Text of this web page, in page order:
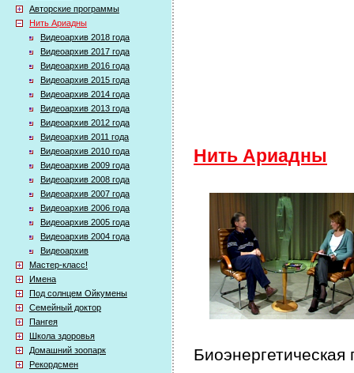
Авторские программы
Нить Ариадны
Видеоархив 2018 года
Видеоархив 2017 года
Видеоархив 2016 года
Видеоархив 2015 года
Видеоархив 2014 года
Видеоархив 2013 года
Видеоархив 2012 года
Видеоархив 2011 года
Видеоархив 2010 года
Видеоархив 2009 года
Видеоархив 2008 года
Видеоархив 2007 года
Видеоархив 2006 года
Видеоархив 2005 года
Видеоархив 2004 года
Видеоархив
Мастер-класс!
Имена
Под солнцем Ойкумены
Семейный доктор
Пангея
Школа здоровья
Домашний зоопарк
Рекордсмен
Нить Ариадны